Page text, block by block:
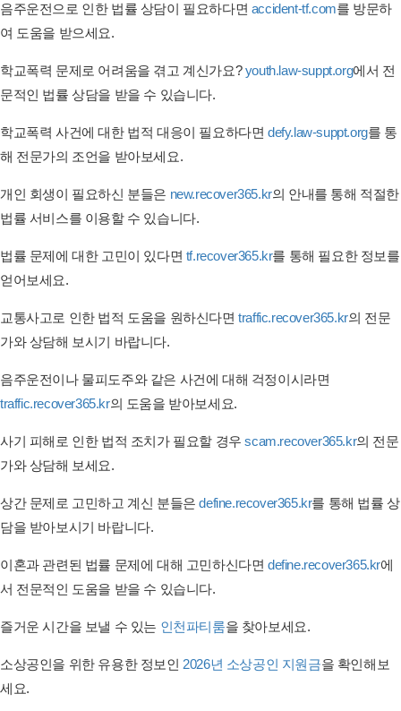
음주운전으로 인한 법률 상담이 필요하다면 accident-tf.com를 방문하
여 도움을 받으세요.
학교폭력 문제로 어려움을 겪고 계신가요?youth.law-suppt.org에서 전
문적인 법률 상담을 받을 수 있습니다.
학교폭력 사건에 대한 법적 대응이 필요하다면defy.law-suppt.org를 통
해 전문가의 조언을 받아보세요.
개인 회생이 필요하신 분들은 new.recover365.kr의 안내를 통해 적절한
법률 서비스를 이용할 수 있습니다.
법률 문제에 대한 고민이 있다면 tf.recover365.kr를 통해 필요한 정보를
얻어보세요.
교통사고로 인한 법적 도움을 원하신다면traffic.recover365.kr의 전문
가와 상담해 보시기 바랍니다.
음주운전이나 물피도주와 같은 사건에 대해 걱정이시라면
traffic.recover365.kr의 도움을 받아보세요.
사기 피해로 인한 법적 조치가 필요할 경우scam.recover365.kr의 전문
가와 상담해 보세요.
상간 문제로 고민하고 계신 분들은define.recover365.kr를 통해 법률 상
담을 받아보시기 바랍니다.
이혼과 관련된 법률 문제에 대해 고민하신다면 define.recover365.kr에
서 전문적인 도움을 받을 수 있습니다.
즐거운 시간을 보낼 수 있는 인천파티룸을 찾아보세요.
소상공인을 위한 유용한 정보인 2026년 소상공인 지원금을 확인해보
세요.